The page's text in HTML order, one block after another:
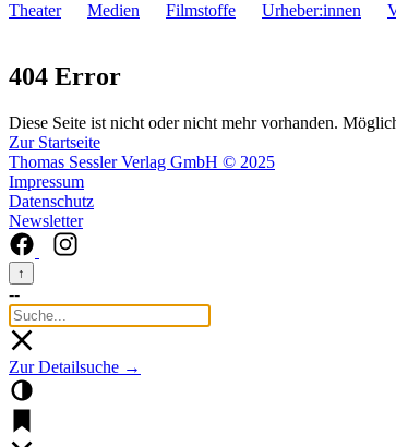
Theater Medien Filmstoffe Urheber:innen
404 Error
Diese Seite ist nicht oder nicht mehr vorhanden.
Zur Startseite
Thomas Sessler Verlag GmbH © 2025
Impressum
Datenschutz
Newsletter
↑
--
Zur Detailsuche →